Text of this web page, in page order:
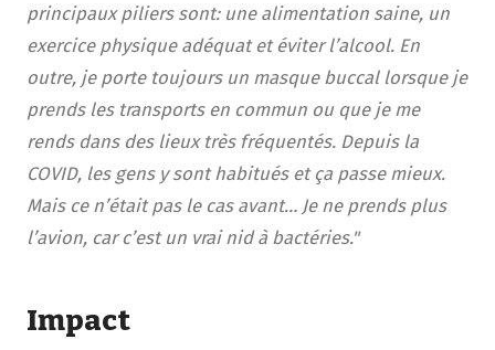
principaux piliers sont: une alimentation saine, un
exercice physique adéquat et éviter l’alcool. En
outre, je porte toujours un masque buccal lorsque je
prends les transports en commun ou que je me
rends dans des lieux très fréquentés. Depuis la
COVID, les gens y sont habitués et ça passe mieux.
Mais ce n’était pas le cas avant… Je ne prends plus
l’avion, car c’est un vrai nid à bactéries."
Impact